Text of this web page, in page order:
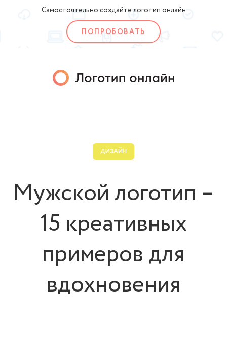
Самостоятельно создайте логотип онлайн
ПОПРОБОВАТЬ
ДИЗАЙН
Мужской логотип –
15 креативных
примеров для
вдохновения